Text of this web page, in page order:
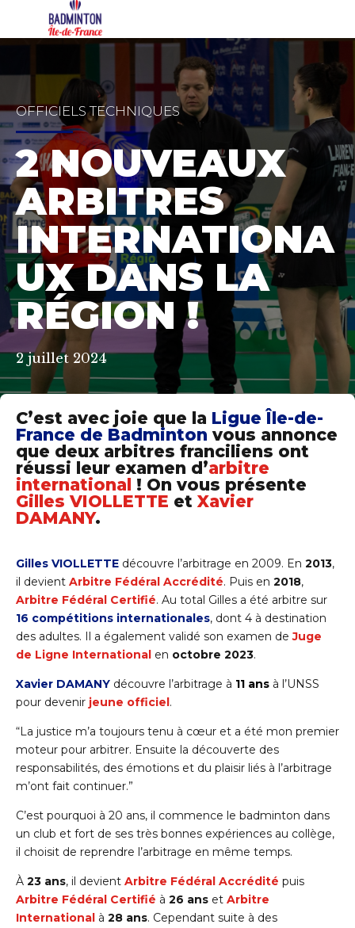
OFFICIELS TECHNIQUES
2 NOUVEAUX
ARBITRES
INTERNATIONA
UX DANS LA
RÉGION !
2 juillet 2024
C’est avec joie que la Ligue Île-de-
France de Badminton vous annonce
que deux arbitres franciliens ont
réussi leur examen d’arbitre
international ! On vous présente
Gilles VIOLLETTE et Xavier
DAMANY.
Gilles VIOLLETTE découvre l’arbitrage en 2009. En 2013,
il devient Arbitre Fédéral Accrédité. Puis en 2018,
Arbitre Fédéral Certifié. Au total Gilles a été arbitre sur
16 compétitions internationales, dont 4 à destination
des adultes. Il a également validé son examen deJuge
de Ligne International en octobre 2023.
Xavier DAMANY découvre l’arbitrage à 11 ans à l’UNSS
pour devenir jeune officiel.
“La justice m’a toujours tenu à cœur et a été mon premier
moteur pour arbitrer. Ensuite la découverte des
responsabilités, des émotions et du plaisir liés à l’arbitrage
m’ont fait continuer.”
C’est pourquoi à 20 ans, il commence le badminton dans
un club et fort de ses très bonnes expériences au collège,
il choisit de reprendre l’arbitrage en même temps.
À 23 ans, il devient Arbitre Fédéral Accrédité puis
Arbitre Fédéral Certifié à 26 ans et Arbitre
International à 28 ans. Cependant suite à des